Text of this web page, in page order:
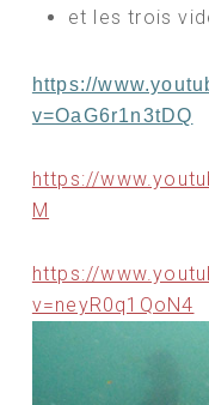
et les trois
https://
v=OaG6r1n3tDQ
https://
M
https://
v=neyR0q1QoN4